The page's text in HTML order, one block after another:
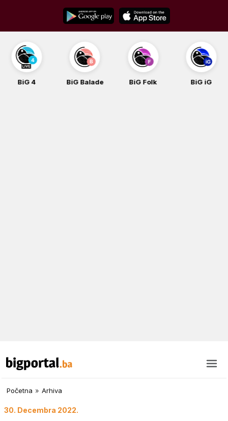
content
BiG 4 BiG Balade BiG Folk BiG iG
Početna » Arhiva
30. Decembra 2022.